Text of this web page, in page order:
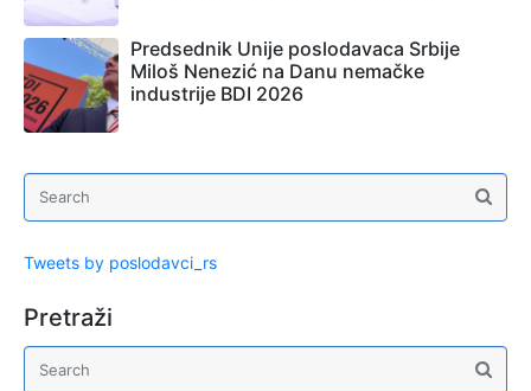
Predsednik Unije poslodavaca Srbije
Miloš Nenezić na Danu nemačke
industrije BDI 2026
Tweets by poslodavci_rs
Pretraži